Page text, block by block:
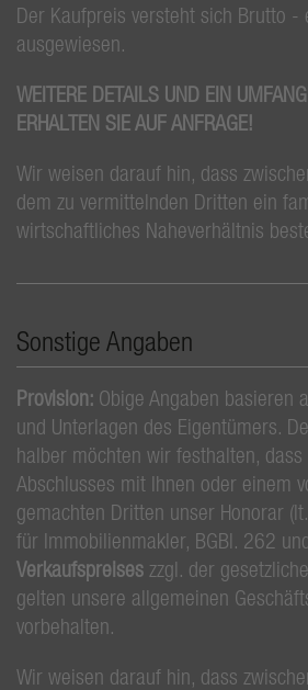
Der Kaufpreis versteht sich Brutto -
ausgewiesen.
WEITERE DETAILS UND EIN
ERHALTEN SIE AUF ANFRAGE!
Wir weisen darauf hin, dass
dem zu vermittelnden Dritten ein
wirtschaftliches Naheverhältnis
Sonstige Angaben
Provision: Obige Angaben basieren
und Unterlagen des Eigentümers.
halber möchten wir festhalten,
Abschlusses mit Ihnen oder einem
gemachten Dritten unser Honorar
für Immobilienmakler, BGBl. 262
Verkaufspreises zzgl. der
gelten unsere allgemeinen
vorbehalten.
Wir weisen darauf hin, dass